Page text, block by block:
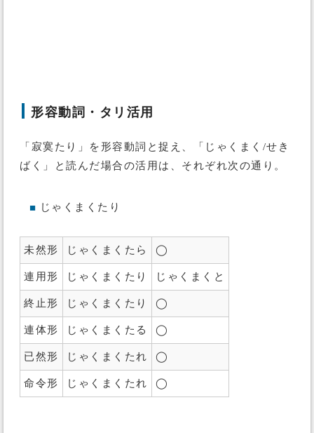
形容動詞・タリ活用
「寂寞たり」を形容動詞と捉え、「じゃくまく/せき
ばく」と読んだ場合の活用は、それぞれ次の通り。
■ じゃくまくたり
未然形 じゃくまくたら ◯
連用形 じゃくまくたり じゃくまくと
終止形 じゃくまくたり ◯
連体形 じゃくまくたる ◯
已然形 じゃくまくたれ ◯
命令形 じゃくまくたれ ◯